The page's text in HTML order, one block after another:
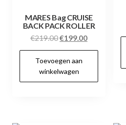
MARES Bag CRUISE
BACK PACK ROLLER
€219.00Oorspronkelijke
prijs
was:
€219.00.
€199.00Huidige
prijs
Toevoegen aan
winkelwagen